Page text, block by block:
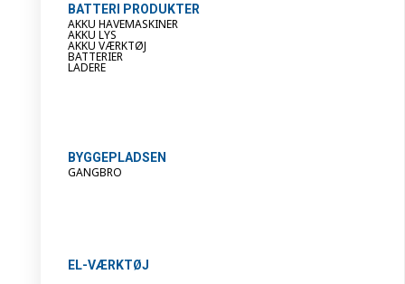
BATTERI PRODUKTER
AKKU HAVEMASKINER
AKKU LYS
AKKU VÆRKTØJ
BATTERIER
LADERE
BYGGEPLADSEN
GANGBRO
EL-VÆRKTØJ